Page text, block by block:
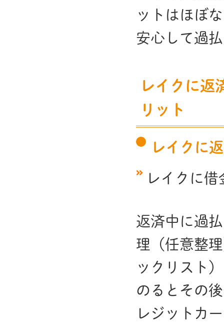
ットはほぼ
安心して過
レイクに返
リット
レイクに
レイクに
返済中に過
理（任意整
ックリスト
のるとその
レジットカ